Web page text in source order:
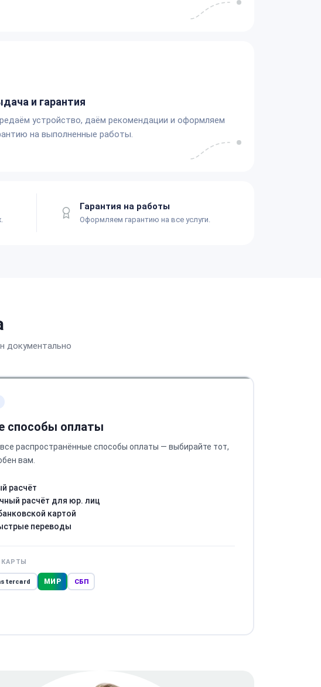
и гарантия
устройство, даём рекомендации и оформляем
на выполненные работы.
Гарантия на работы
Оформляем гарантию на все услуги.
документально
способы оплаты
распространённые способы оплаты — выбирайте тот,
вам.
расчёт
расчёт для юр. лиц
картой
переводы
МИР СБП